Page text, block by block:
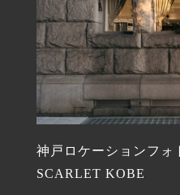
神戸ロケーションフォ
SCARLET KOBE